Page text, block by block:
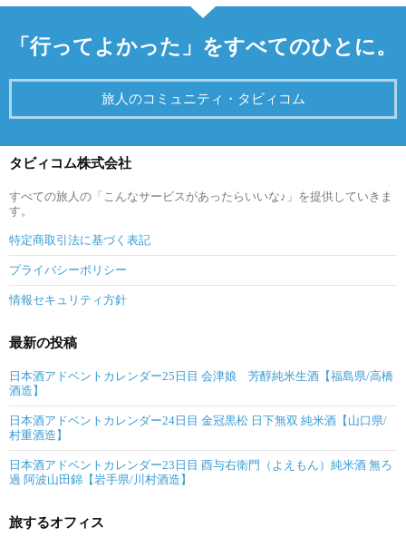
「行ってよかった」をすべてのひとに。
旅人のコミュニティ・タビィコム
タビィコム株式会社
すべての旅人の「こんなサービスがあったらいいな♪」を提供していきま
す。
特定商取引法に基づく表記
プライバシーポリシー
情報セキュリティ方針
最新の投稿
日本酒アドベントカレンダー25日目 会津娘 芳醇純米生酒【福島県/高橋
酒造】
日本酒アドベントカレンダー24日目 金冠黒松 日下無双 純米酒【山口県/
村重酒造】
日本酒アドベントカレンダー23日目 酉与右衛門（よえもん）純米酒 無ろ
過 阿波山田錦【岩手県/川村酒造】
旅するオフィス